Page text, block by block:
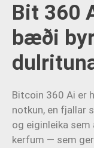
Bit 360
bæði
Bitcoin 360 Ai er
notkun, en fjallar
og eiginleika
kerfum — sem